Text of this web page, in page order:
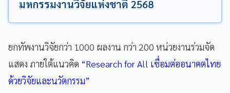
มหกรรมงานวิจัยแห่งชาติ 2568
ยกทัพงานวิจัยกว่า 1000 ผลงาน กว่า 200 หน่วยงานร่วมจัด
แสดง ภายใต้แนวคิด “Research for All เชื่อมต่ออนาคตไทย
ด้วยวิจัยและนวัตกรรม”